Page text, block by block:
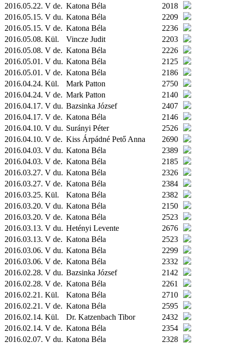
2016.05.22. V de. Katona Béla
2018
2016.05.15. V du. Katona Béla
2209
2016.05.15. V de. Katona Béla
2236
2016.05.08. Kül. Vincze Judit
2203
2016.05.08. V de. Katona Béla
2226
2016.05.01. V du. Katona Béla
2125
2016.05.01. V de. Katona Béla
2186
2016.04.24. Kül. Mark Patton
2750
2016.04.24. V de. Mark Patton
2140
2016.04.17. V du. Bazsinka József
2407
2016.04.17. V de. Katona Béla
2146
2016.04.10. V du. Surányi Péter
2526
2016.04.10. V de. Kiss Árpádné Pető Anna
2690
2016.04.03. V du. Katona Béla
2389
2016.04.03. V de. Katona Béla
2185
2016.03.27. V du. Katona Béla
2326
2016.03.27. V de. Katona Béla
2384
2016.03.25. Kül. Katona Béla
2382
2016.03.20. V du. Katona Béla
2150
2016.03.20. V de. Katona Béla
2523
2016.03.13. V du. Hetényi Levente
2676
2016.03.13. V de. Katona Béla
2523
2016.03.06. V du. Katona Béla
2299
2016.03.06. V de. Katona Béla
2332
2016.02.28. V du. Bazsinka József
2142
2016.02.28. V de. Katona Béla
2261
2016.02.21. Kül. Katona Béla
2710
2016.02.21. V de. Katona Béla
2595
2016.02.14. Kül. Dr. Katzenbach Tibor
2432
2016.02.14. V de. Katona Béla
2354
2016.02.07. V du. Katona Béla
2328